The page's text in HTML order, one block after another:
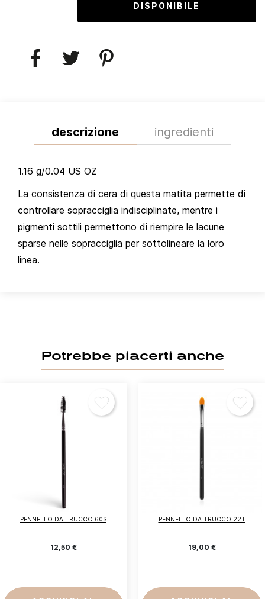
DISPONIBILE
descrizione ingredienti
1.16 g/0.04 US OZ
La consistenza di cera di questa matita permette di
controllare sopracciglia indisciplinate, mentre i
pigmenti sottili permettono di riempire le lacune
sparse nelle sopracciglia per sottolineare la loro
linea.
Potrebbe piacerti anche
PENNELLO DA TRUCCO 60S
12,50 €
PENNELLO DA TRUCCO 22T
19,00 €